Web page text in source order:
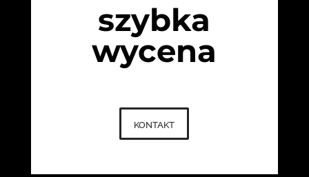
szybka
wycena
kontakt